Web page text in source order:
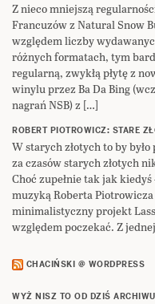
Z nieco mniejszą
Francuzów z Natural Snow
względem liczby
różnych formatach, tym
regularną, zwykłą płytę z
winylu przez Ba Da Bing
nagrań NSB) z […]
ROBERT PIOTROWICZ: STARE
W starych złotych to by
za czasów starych złotych
Choć zupełnie tak jak
muzyką Roberta
minimalistyczny projekt
względem poczekać. Z
CHACIŃSKI @ WORDPRESS
WYŻ NISZ TO OD DZIŚ